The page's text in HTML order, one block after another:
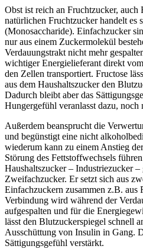
Obst ist reich an Fruchtzucker, auch
natürlichen Fruchtzucker handelt es
(Monosaccharide). Einfachzucker
nur aus einem Zuckermolekül
Verdauungstrakt nicht mehr
wichtiger Energielieferant direkt
den Zellen transportiert. Fructose
aus dem Haushaltszucker den
Dadurch bleibt aber das
Hungergefühl veranlasst dazu, noch
Außerdem beansprucht die
und begünstigt eine nicht
wiederum kann zu einem Anstieg
Störung des Fettstoffwechsels
Haushaltszucker – Industriezucker
Zweifachzucker. Er setzt sich aus
Einfachzuckern zusammen z.B. aus
Verbindung wird während der
aufgespalten und für die
lässt den Blutzuckerspiegel schnell
Ausschüttung von Insulin in Gang.
Sättigungsgefühl verstärkt.